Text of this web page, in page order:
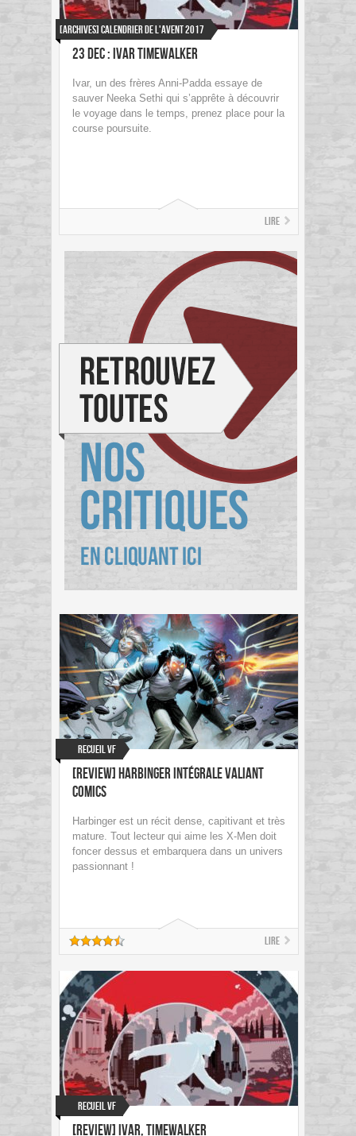
[ARCHIVES] Calendrier de l'avent 2017
23 dec : Ivar Timewalker
Ivar, un des frères Anni-Padda essaye de
sauver Neeka Sethi qui s’apprête à découvrir
le voyage dans le temps, prenez place pour la
course poursuite.
Lire
Recueil VF
[Review] Harbinger Intégrale Valiant
Comics
Harbinger est un récit dense, capitivant et très
mature. Tout lecteur qui aime les X-Men doit
foncer dessus et embarquera dans un univers
passionnant !
Lire
Recueil VF
[Review] Ivar, Timewalker